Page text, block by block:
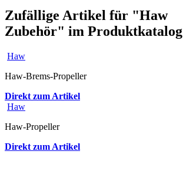
Zufällige Artikel für "Haw
Zubehör" im Produktkatalog
Haw
Haw-Brems-Propeller
Direkt zum Artikel
Haw
Haw-Propeller
Direkt zum Artikel